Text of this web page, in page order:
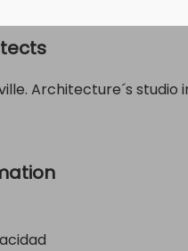
Architecture´s studio